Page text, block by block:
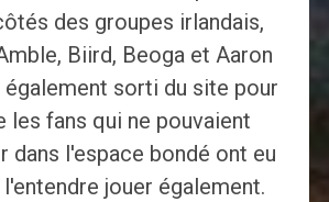
des groupes irlandais,
Biird, Beoga et Aaron
également sorti du site pour
les fans qui ne pouvaient
dans l'espace bondé ont eu
jouer également.